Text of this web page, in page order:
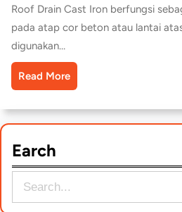
Roof Drain Cast Iron berfungsi
pada atap cor beton atau lantai
digunakan…
Read More
Earch
e